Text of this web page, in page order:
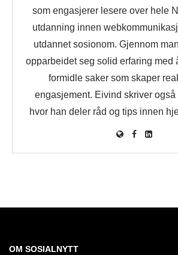
som engasjerer lesere over hele
utdanning innen
utdannet sosionom. Gjennom
opparbeidet seg solid erfaring med
formidle saker som skaper
engasjement. Eivind skriver også
hvor han deler råd og tips innen
OM SOSIALNYTT